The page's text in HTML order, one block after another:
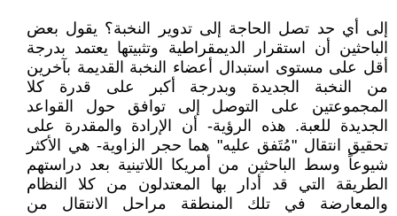
إلى أي حد تصل الحاجة إلى تدوير النخبة؟ يقول بعض
الباحثين أن استقرار الديمقراطية وتثبيتها يعتمد بدرجة
أقل على مستوى استبدال أعضاء النخبة القديمة بآخرين
من النخبة الجديدة وبدرجة أكبر على قدرة كلا
المجموعتين على التوصل إلى توافق حول القواعد
الجديدة للعبة. هذه الرؤية- أن الإرادة والمقدرة على
تحقيق انتقال "مُتَفق عليه" هما حجر الزاوية- هي الأكثر
شيوعاً وسط الباحثين من أمريكا اللاتينية بعد دراستهم
الطريقة التي قد أدار بها المعتدلون من كلا النظام
والمعارضة في تلك المنطقة مراحل الانتقال من